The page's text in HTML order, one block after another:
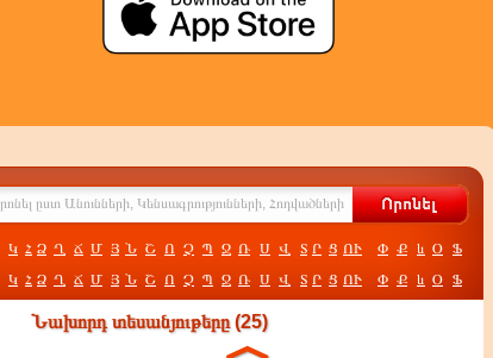
Կ Հ Ձ Ղ Ճ Մ Յ Ն Շ Ո Չ Պ Ջ Ռ Ս Վ Տ Ր Ց ՈՒ Փ Ք և Օ Ֆ
Կ Հ Ձ Ղ Ճ Մ Յ Ն Շ Ո Չ Պ Ջ Ռ Ս Վ Տ Ր Ց ՈՒ Փ Ք և Օ Ֆ
Նախորդ տեսանյութերը (25)